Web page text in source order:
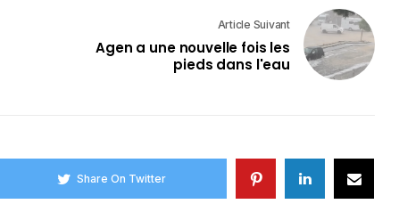
Article Suivant
Agen a une nouvelle fois les
pieds dans l'eau
Share On Twitter